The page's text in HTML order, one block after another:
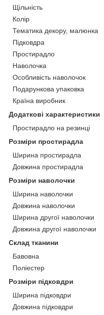
Щільність
Колір
Тематика декору, малюнка
Підковдра
Простирадло
Наволочка
Особливість наволочок
Подарункова упаковка
Країна виробник
Додаткові характеристики
Простирадло на резинці
Розміри простирадла
Ширина простирадла
Довжина простирадла
Розміри наволочки
Ширина наволочки
Довжина наволочки
Ширина другої наволочки
Довжина другої наволочки
Склад тканини
Бавовна
Поліестер
Розміри підковдри
Ширина підковдри
Довжина підковдри